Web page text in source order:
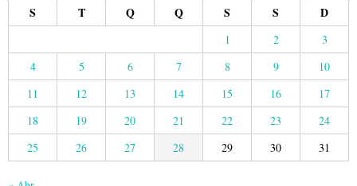
S T Q Q S S D
1 2
3
4
5 6 7 8 9
10
11
12 13 14 15 16
17
18
19 20 21 22 23
24
25
26 27 28 29 30 31